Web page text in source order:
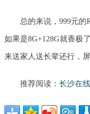
总的来说，999元的
如果是8G+128G就香极
来送家人送长辈还行，
推荐阅读： 长沙在线